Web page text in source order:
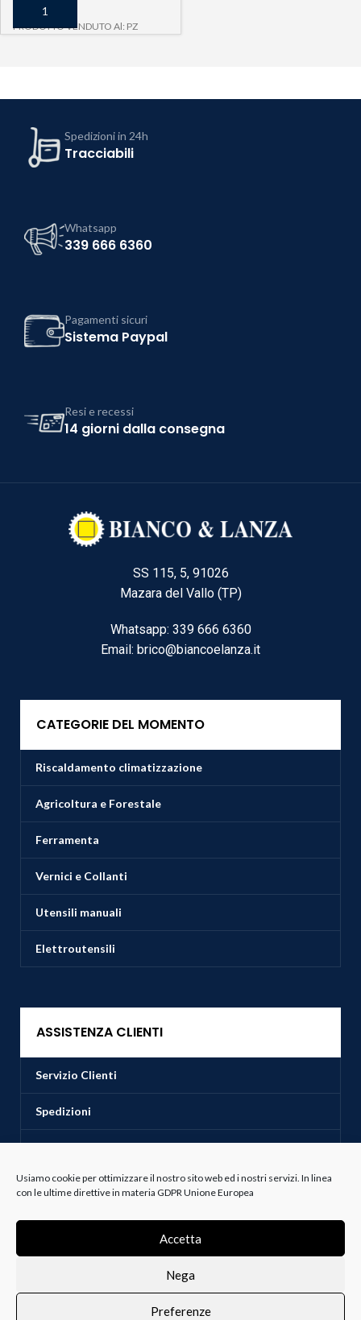
Usiamo cookie per ottimizzare il nostro sito web ed i nostri servizi. In linea
con le ultime direttive in materia GDPR Unione Europea
Accetta
Nega
Preferenze
PRODOTTO VENDUTO Al: PZ
Spedizioni in 24h
Tracciabili
Whatsapp
339 666 6360
Pagamenti sicuri
Sistema Paypal
Resi e recessi
14 giorni dalla consegna
SS 115, 5, 91026
Mazara del Vallo (TP)
Whatsapp: 339 666 6360
Email: brico@biancoelanza.it
CATEGORIE DEL MOMENTO
Riscaldamento climatizzazione
Agricoltura e Forestale
Ferramenta
Vernici e Collanti
Utensili manuali
Elettroutensili
ASSISTENZA CLIENTI
Servizio Clienti
Spedizioni
Resi e Recessi
Termini e Condizioni
Bianco e Lanza Srl2022 P.IVA 00237880810
Realizzazione Web e Digital Design Studio Andrea Rustioni Soluzioni E-
Commerce